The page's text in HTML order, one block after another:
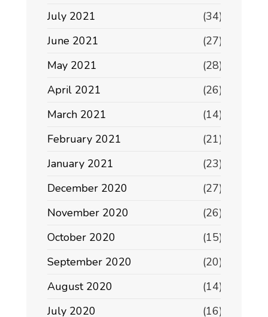
July 2021
(34)
June 2021
(27)
May 2021
(28)
April 2021
(26)
March 2021
(14)
February 2021
(21)
January 2021
(23)
December 2020
(27)
November 2020
(26)
October 2020
(15)
September 2020
(20)
August 2020
(14)
July 2020
(16)